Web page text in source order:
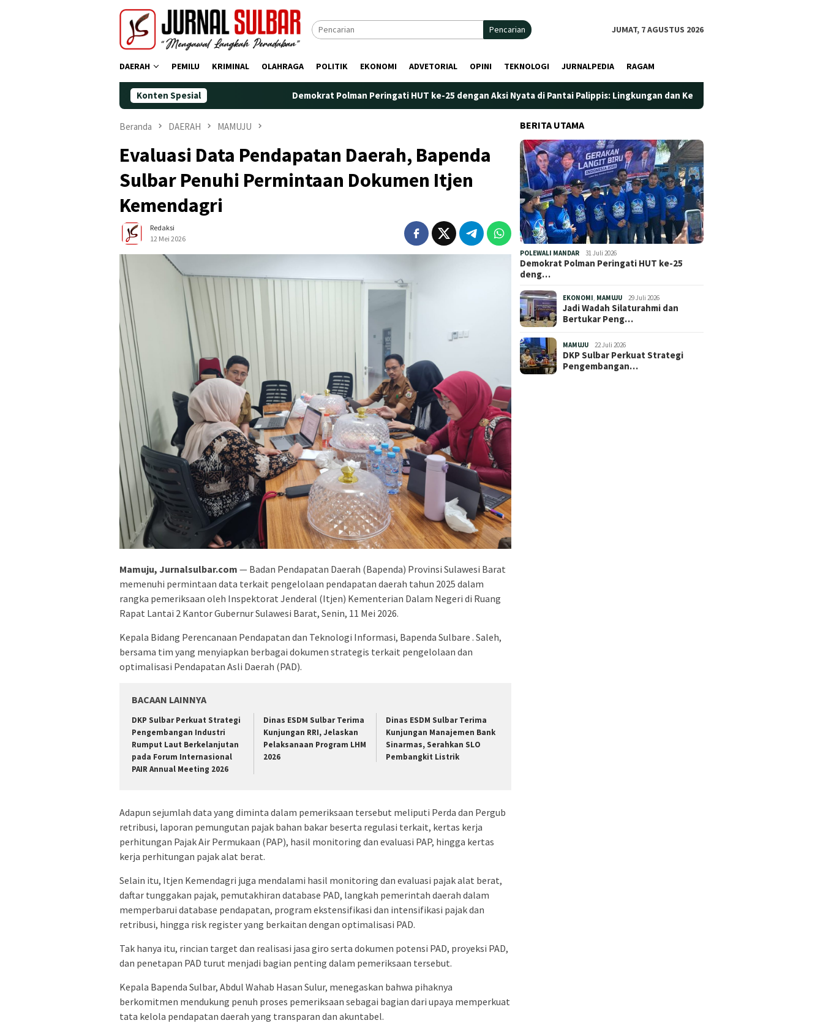
Pencarian JUMAT, 7 AGUSTUS 2026
DAERAH PEMILU KRIMINAL OLAHRAGA POLITIK EKONOMI ADVETORIAL OPINI TEKNOLOGI JURNALPEDIA RAGAM
Konten Spesial Demokrat Polman Peringati HUT ke-25 dengan Aksi Nyata di Pantai Palippis: Lingkungan dan Kesehatan Jadi Prioritas
Beranda DAERAH MAMUJU
Evaluasi Data Pendapatan Daerah, Bapenda
Sulbar Penuhi Permintaan Dokumen Itjen
Kemendagri
Redaksi
12 Mei 2026
Mamuju, Jurnalsulbar.com — Badan Pendapatan Daerah (Bapenda) Provinsi Sulawesi Barat
memenuhi permintaan data terkait pengelolaan pendapatan daerah tahun 2025 dalam
rangka pemeriksaan oleh Inspektorat Jenderal (Itjen) Kementerian Dalam Negeri di Ruang
Rapat Lantai 2 Kantor Gubernur Sulawesi Barat, Senin, 11 Mei 2026.
Kepala Bidang Perencanaan Pendapatan dan Teknologi Informasi, Bapenda Sulbare . Saleh,
bersama tim yang menyiapkan berbagai dokumen strategis terkait pengelolaan dan
optimalisasi Pendapatan Asli Daerah (PAD).
BACAAN LAINNYA
DKP Sulbar Perkuat Strategi
Pengembangan Industri
Rumput Laut Berkelanjutan
pada Forum Internasional
PAIR Annual Meeting 2026
Dinas ESDM Sulbar Terima
Kunjungan RRI, Jelaskan
Pelaksanaan Program LHM
2026
Dinas ESDM Sulbar Terima
Kunjungan Manajemen Bank
Sinarmas, Serahkan SLO
Pembangkit Listrik
Adapun sejumlah data yang diminta dalam pemeriksaan tersebut meliputi Perda dan Pergub
retribusi, laporan pemungutan pajak bahan bakar beserta regulasi terkait, kertas kerja
perhitungan Pajak Air Permukaan (PAP), hasil monitoring dan evaluasi PAP, hingga kertas
kerja perhitungan pajak alat berat.
Selain itu, Itjen Kemendagri juga mendalami hasil monitoring dan evaluasi pajak alat berat,
daftar tunggakan pajak, pemutakhiran database PAD, langkah pemerintah daerah dalam
memperbarui database pendapatan, program ekstensifikasi dan intensifikasi pajak dan
retribusi, hingga risk register yang berkaitan dengan optimalisasi PAD.
Tak hanya itu, rincian target dan realisasi jasa giro serta dokumen potensi PAD, proyeksi PAD,
dan penetapan PAD turut menjadi bagian penting dalam pemeriksaan tersebut.
Kepala Bapenda Sulbar, Abdul Wahab Hasan Sulur, menegaskan bahwa pihaknya
berkomitmen mendukung penuh proses pemeriksaan sebagai bagian dari upaya memperkuat
tata kelola pendapatan daerah yang transparan dan akuntabel.
BERITA UTAMA
POLEWALI MANDAR 31 Juli 2026
Demokrat Polman Peringati HUT ke-25
deng…
EKONOMI MAMUJU 29 Juli 2026
Jadi Wadah Silaturahmi dan
Bertukar Peng…
MAMUJU 22 Juli 2026
DKP Sulbar Perkuat Strategi
Pengembangan…